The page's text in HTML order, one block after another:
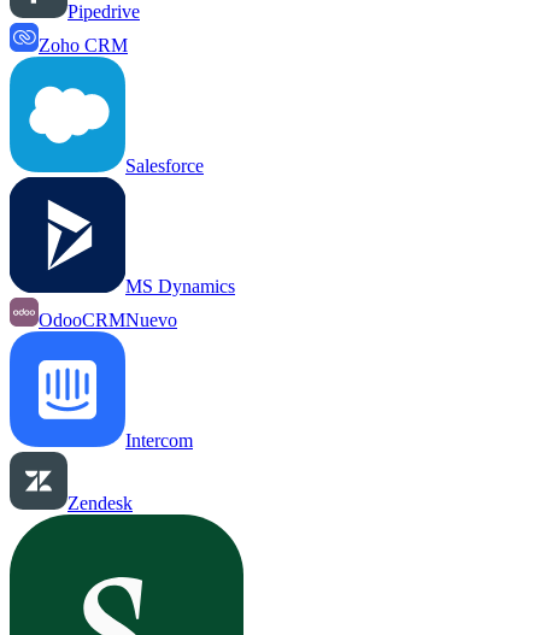
Pipedrive
Zoho CRM
Salesforce
MS Dynamics
OdooCRMNuevo
Intercom
Zendesk